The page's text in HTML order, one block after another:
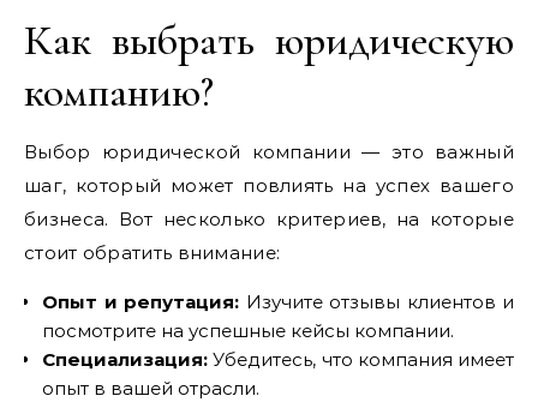
Как выбрать юридическую
компанию?
Выбор юридической компании — это важный
шаг, который может повлиять на успех вашего
бизнеса. Вот несколько критериев, на которые
стоит обратить внимание:
Опыт и репутация: Изучите отзывы клиентов и
посмотрите на успешные кейсы компании.
Специализация: Убедитесь, что компания имеет
опыт в вашей отрасли.